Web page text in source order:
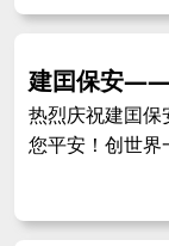
建囯保安——
热烈庆祝建囯保
您平安！创世界